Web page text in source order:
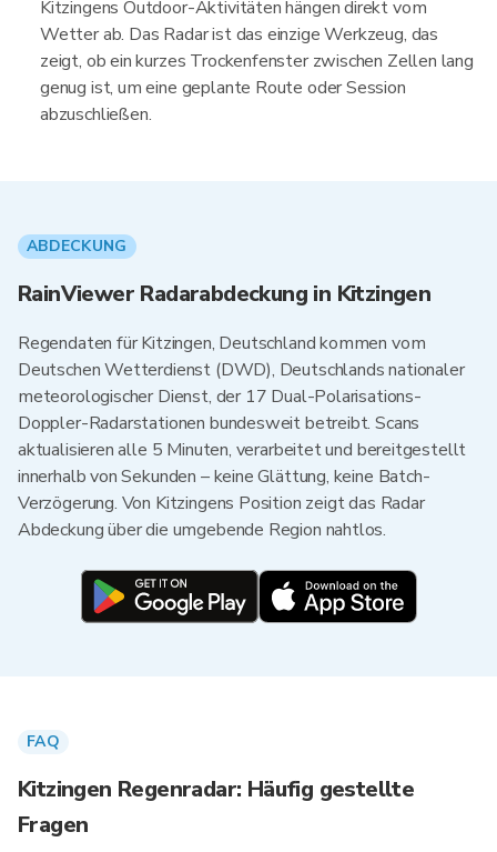
Kitzingens Outdoor-Aktivitäten hängen direkt vom
Wetter ab. Das Radar ist das einzige Werkzeug, das
zeigt, ob ein kurzes Trockenfenster zwischen Zellen lang
genug ist, um eine geplante Route oder Session
abzuschließen.
ABDECKUNG
RainViewer Radarabdeckung in Kitzingen
Regendaten für Kitzingen, Deutschland kommen vom
Deutschen Wetterdienst (DWD), Deutschlands nationaler
meteorologischer Dienst, der 17 Dual-Polarisations-
Doppler-Radarstationen bundesweit betreibt. Scans
aktualisieren alle 5 Minuten, verarbeitet und bereitgestellt
innerhalb von Sekunden – keine Glättung, keine Batch-
Verzögerung. Von Kitzingens Position zeigt das Radar
Abdeckung über die umgebende Region nahtlos.
FAQ
Kitzingen Regenradar: Häufig gestellte
Fragen